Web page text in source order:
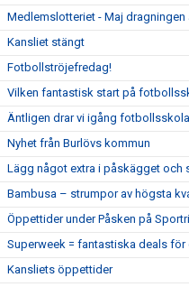
Medlemslotteriet - Maj dragningen
Kansliet stängt
Fotbollströjefredag!
Vilken fantastisk start på
Äntligen drar vi igång
Nyhet från Burlövs kommun
Lägg något extra i påskägget och
Bambusa – strumpor av högsta
Öppettider under Påsken på
Superweek = fantastiska deals för
Kansliets öppettider